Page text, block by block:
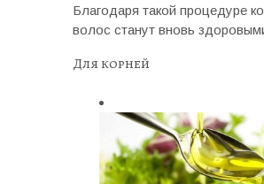
Благодаря такой процедуре
волос станут вновь
Для корней